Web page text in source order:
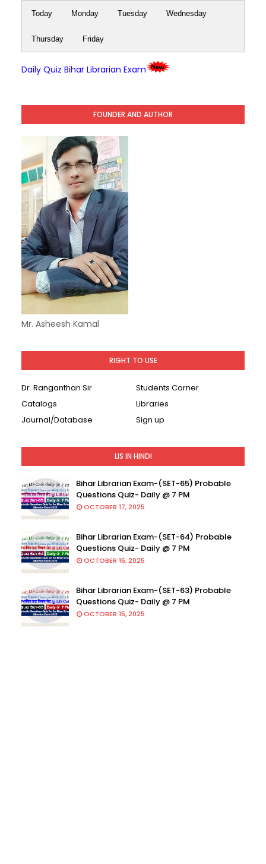
Today Monday Tuesday Wednesday
Thursday Friday
Daily Quiz Bihar Librarian Exam
FOUNDER AND AUTHOR
Mr. Asheesh Kamal
RIGHT TO USE
Dr. Ranganthan Sir
Students Corner
Catalogs
Libraries
Journal/Database
Sign up
LIS IN HINDI
Bihar Librarian Exam-(SET-65) Probable
Questions Quiz- Daily @ 7 PM
OCTOBER 17, 2025
Bihar Librarian Exam-(SET-64) Probable
Questions Quiz- Daily @ 7 PM
OCTOBER 16, 2025
Bihar Librarian Exam-(SET-63) Probable
Questions Quiz- Daily @ 7 PM
OCTOBER 15, 2025